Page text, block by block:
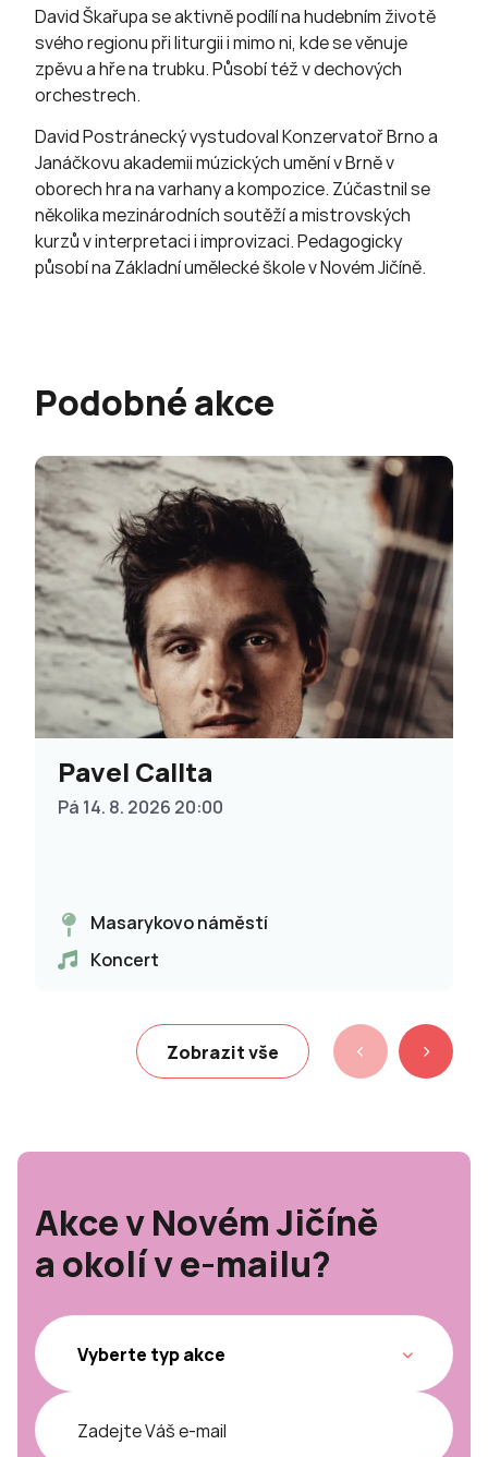
David Škařupa se aktivně podílí na hudebním životě
svého regionu při liturgii i mimo ni, kde se věnuje
zpěvu a hře na trubku. Působí též v dechových
orchestrech.
David Postránecký vystudoval Konzervatoř Brno a
Janáčkovu akademii múzických umění v Brně v
oborech hra na varhany a kompozice. Zúčastnil se
několika mezinárodních soutěží a mistrovských
kurzů v interpretaci i improvizaci. Pedagogicky
působí na Základní umělecké škole v Novém Jičíně.
Podobné akce
Pavel Callta
Pá 14. 8. 2026 20:00
Masarykovo náměstí
Koncert
Zobrazit vše
Akce v Novém Jičíně
a okolí v e-mailu?